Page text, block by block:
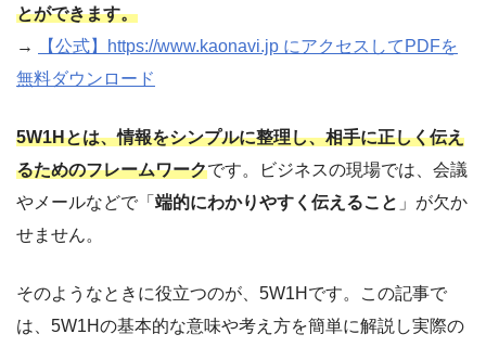
とができます。
→
【公式】https://www.kaonavi.jp にアクセスしてPDFを
無料ダウンロード
5W1Hとは、情報をシンプルに整理し、相手に正しく伝え
るためのフレームワークです。ビジネスの現場では、会議
やメールなどで「 端的にわかりやすく伝えること 」が欠か
せません。
そのようなときに役立つのが、5W1Hです。この記事で
は、5W1Hの基本的な意味や考え方を簡単に解説し実際の